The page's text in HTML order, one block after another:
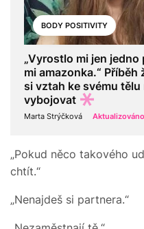
BODY POSITIVITY
„Vyrostlo mi jen jedno
mi amazonka.“ Příběh
si vztah ke svému tělu
vybojovat
Marta Strýčková Aktualizováno
„Pokud něco takového
chtít.“
„Nenajdeš si partnera.“